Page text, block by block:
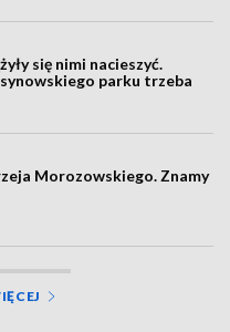
się nimi nacieszyć.
parku trzeba
Morozowskiego. Znamy